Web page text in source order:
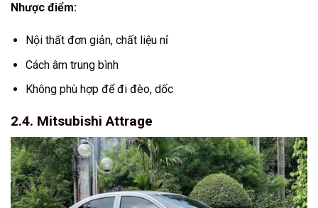
Nhược điểm:
Nội thất đơn giản, chất liệu nỉ
Cách âm trung bình
Không phù hợp để đi đèo, dốc
2.4. Mitsubishi Attrage